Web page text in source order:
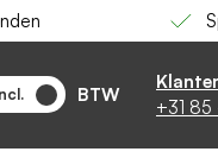
BTW
+31